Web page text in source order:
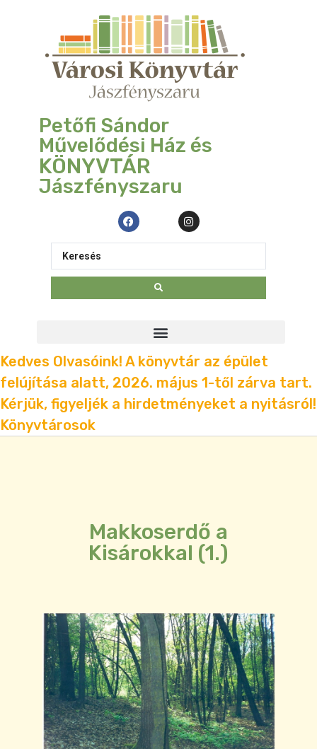
Petőfi Sándor
Művelődési Ház és
KÖNYVTÁR
Jászfényszaru
Kedves Olvasóink! A könyvtár az épület
felújítása alatt, 2026. május 1-től zárva tart.
Kérjük, figyeljék a hirdetményeket a nyitásról!
Könyvtárosok
Makkoserdő a
Kisárokkal (1.)